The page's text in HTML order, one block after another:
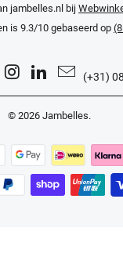
jambelles.nl bij
is 9.3/10 gebaseerd op
(+31)
© 2026 Jambelles.